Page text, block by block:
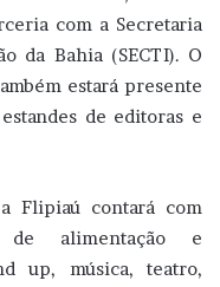
com a Secretaria
da Bahia (SECTI). O
estará presente
de editoras e
Flipiaú contará com
alimentação e
up, música, teatro,